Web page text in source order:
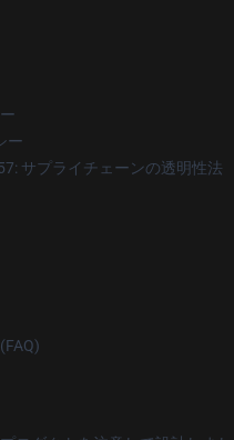
ー
サプライチェーンの透明性法